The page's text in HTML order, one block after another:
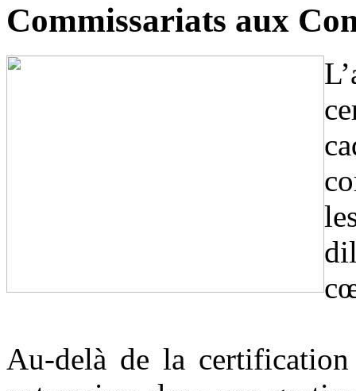
Commissariats aux
Au-delà de la certification